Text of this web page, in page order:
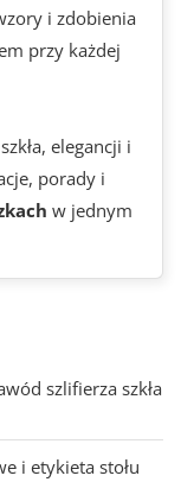
i zdobienia
przy każdej
elegancji i
porady i
w jednym
szlifierza szkła
i etykieta stołu